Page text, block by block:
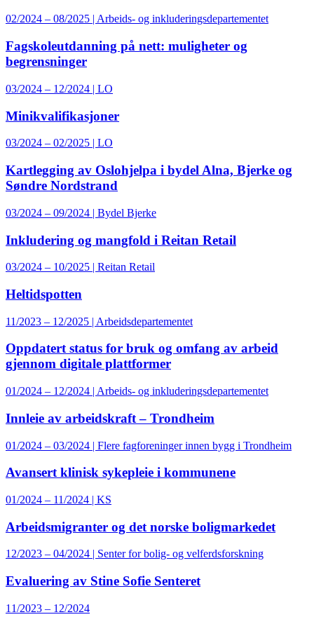
02/2024 – 08/2025 | Arbeids- og inkluderingsdepartementet
Fagskoleutdanning på nett: muligheter og
begrensninger
03/2024 – 12/2024 | LO
Minikvalifikasjoner
03/2024 – 02/2025 | LO
Kartlegging av Oslohjelpa i bydel Alna, Bjerke og
Søndre Nordstrand
03/2024 – 09/2024 | Bydel Bjerke
Inkludering og mangfold i Reitan Retail
03/2024 – 10/2025 | Reitan Retail
Heltidspotten
11/2023 – 12/2025 | Arbeidsdepartementet
Oppdatert status for bruk og omfang av arbeid
gjennom digitale plattformer
01/2024 – 12/2024 | Arbeids- og inkluderingsdepartementet
Innleie av arbeidskraft – Trondheim
01/2024 – 03/2024 | Flere fagforeninger innen bygg i Trondheim
Avansert klinisk sykepleie i kommunene
01/2024 – 11/2024 | KS
Arbeidsmigranter og det norske boligmarkedet
12/2023 – 04/2024 | Senter for bolig- og velferdsforskning
Evaluering av Stine Sofie Senteret
11/2023 – 12/2024